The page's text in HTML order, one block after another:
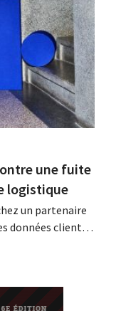
leurs
une fuite
logistique
un partenaire
données clients